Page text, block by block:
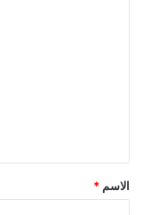
ق
*
الاسم *